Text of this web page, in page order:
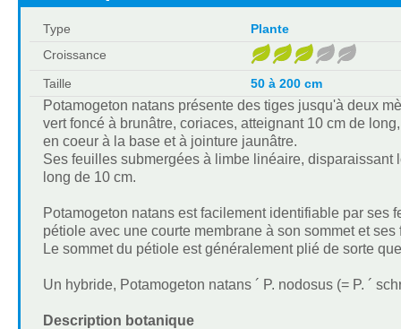
Type
Plante
Croissance
Taille
50 à 200 cm
Potamogeton natans présente des tiges jusqu'à deux
vert foncé à brunâtre, coriaces, atteignant 10 cm de
en coeur à la base et à jointure jaunâtre.
Ses feuilles submergées à limbe linéaire,
long de 10 cm.
Potamogeton natans est facilement identifiable par ses
pétiole avec une courte membrane à son sommet et
Le sommet du pétiole est généralement plié de sorte
Un hybride, Potamogeton natans ´ P. nodosus (= P. ´
Description botanique